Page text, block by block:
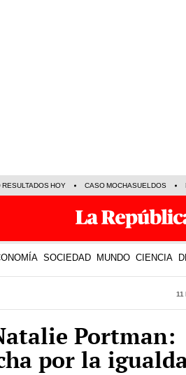
RESULTADOS HOY CASO MOCHASUELDOS
SOCIEDAD MUNDO CIENCIA
Portman:
por la